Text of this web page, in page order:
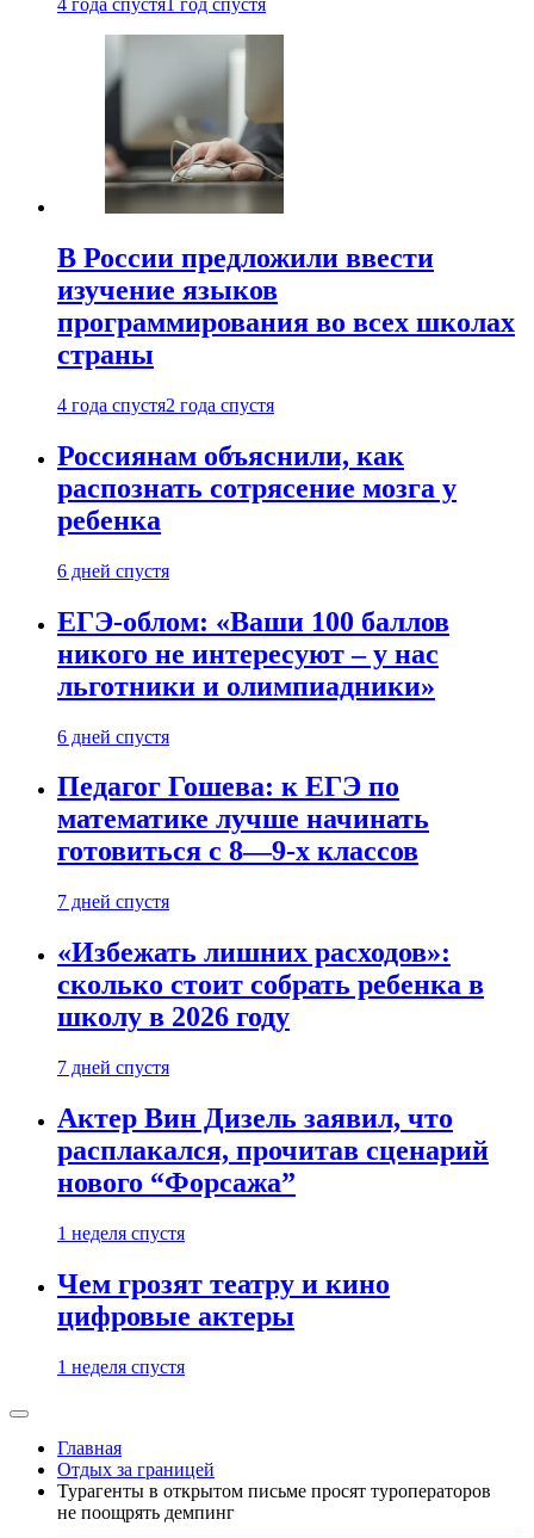
4 года спустя 1 год спустя
В России предложили ввести
изучение языков
программирования во всех школах
страны
4 года спустя2 года спустя
Россиянам объяснили, как
распознать сотрясение мозга у
ребенка
6 дней спустя
ЕГЭ-облом: «Ваши 100 баллов
никого не интересуют – у нас
льготники и олимпиадники»
6 дней спустя
Педагог Гошева: к ЕГЭ по
математике лучше начинать
готовиться с 8—9-х классов
7 дней спустя
«Избежать лишних расходов»:
сколько стоит собрать ребенка в
школу в 2026 году
7 дней спустя
Актер Вин Дизель заявил, что
расплакался, прочитав сценарий
нового “Форсажа”
1 неделя спустя
Чем грозят театру и кино
цифровые актеры
1 неделя спустя
Главная
Отдых за границей
Турагенты в открытом письме просят туроператоров
не поощрять демпинг